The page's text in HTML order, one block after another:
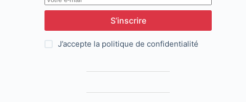
S’inscrire
J’accepte la politique de confidentialité